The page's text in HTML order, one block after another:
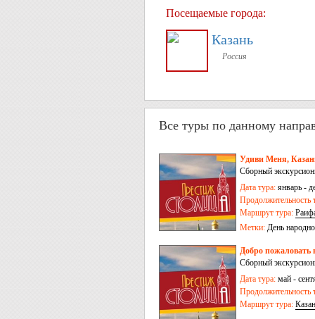
Посещаемые города:
Казань
Россия
Все туры по данному
Удиви Меня,
Сборный
Дата тура: январь -
Продолжительность
Маршрут тура:
Метки: День
Добро пожаловать
Сборный
Дата тура: май -
Продолжительность
Маршрут тура: